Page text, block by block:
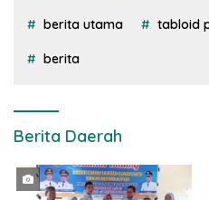
berita utama tabloid
berita
Berita Daerah